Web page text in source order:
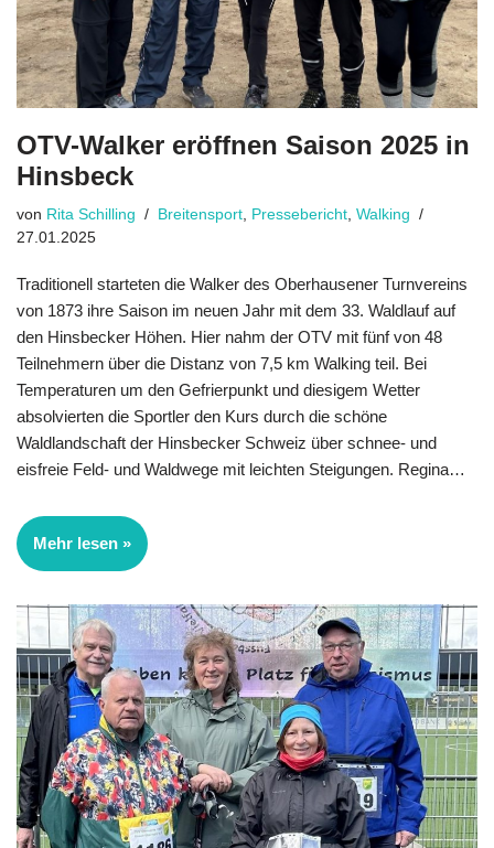
OTV-Walker eröffnen Saison 2025 in
Hinsbeck
von Rita Schilling Breitensport Pressebericht Walking
27.01.2025
Traditionell starteten die Walker des Oberhausener Turnvereins
von 1873 ihre Saison im neuen Jahr mit dem 33. Waldlauf auf
den Hinsbecker Höhen. Hier nahm der OTV mit fünf von 48
Teilnehmern über die Distanz von 7,5 km Walking teil. Bei
Temperaturen um den Gefrierpunkt und diesigem Wetter
absolvierten die Sportler den Kurs durch die schöne
Waldlandschaft der Hinsbecker Schweiz über schnee- und
eisfreie Feld- und Waldwege mit leichten Steigungen. Regina…
Mehr lesen »